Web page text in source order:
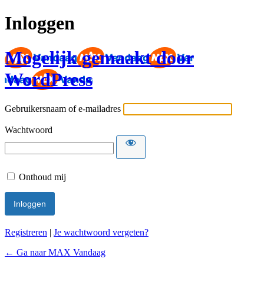
Inloggen
Mogelijk gemaakt door
WordPress
Gebruikersnaam of e-mailadres
Wachtwoord
Onthoud mij
Registreren | Je wachtwoord vergeten?
← Ga naar MAX Vandaag